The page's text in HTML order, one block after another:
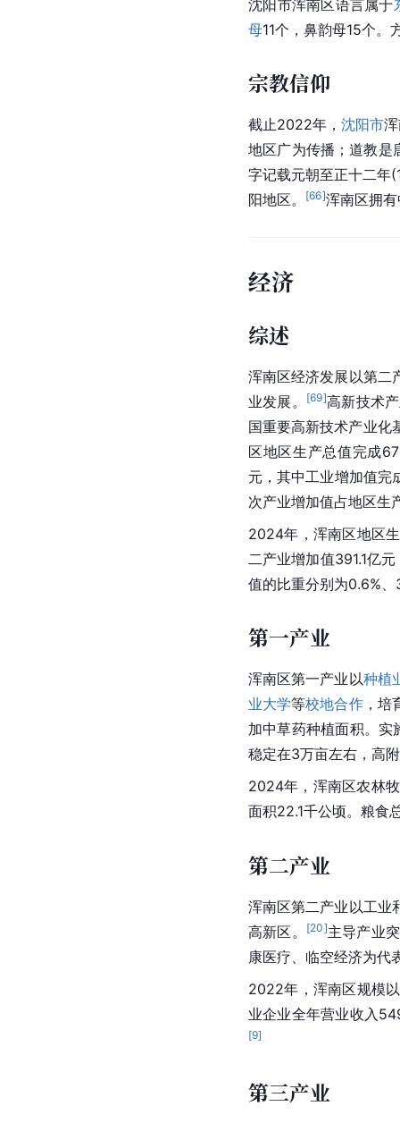
沈阳市浑南区语言属于
母11个，鼻韵母15个。
宗教信仰
截止2022年，沈阳市
地区广为传播；道教是
字记载元朝至正十二年
阳地区。
[66]浑南区拥有
经济
综述
浑南区经济发展以第二
业发展。
[69]高新技术
国重要高新技术产业化
区地区生产总值完成
元，其中工业增加值
次产业增加值占地区生
2024年，浑南区地区
二产业增加值391.1亿
值的比重分别为0.6%
第一产业
浑南区第一产业以种植
业大学等校地合作，培
加中草药种植面积。实
稳定在3万亩左右，高
2024年，浑南区农林
面积22.1千公顷。粮食
第二产业
浑南区第二产业以工业
高新区。
[20]主导产业
康医疗、临空经济为代
2022年，浑南区规模
业企业全年营业收入
[9]
第三产业